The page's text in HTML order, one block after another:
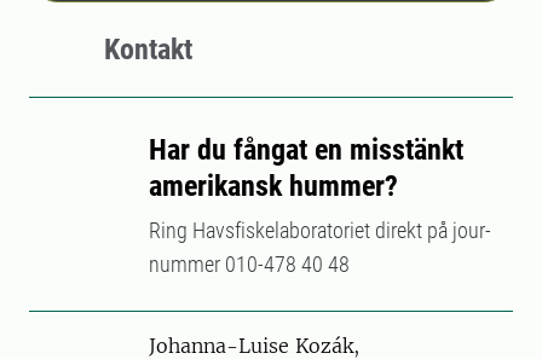
Kontakt
Har du fångat en misstänkt
amerikansk hummer?
Ring Havsfiskelaboratoriet direkt på jour-
nummer 010-478 40 48
PersonJohanna-Luise Kozák,